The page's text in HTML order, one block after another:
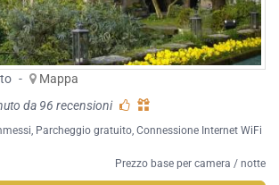
-
Mappa
da 96 recensioni
, Parcheggio gratuito, Connessione Internet WiFi
Prezzo base per camera / notte